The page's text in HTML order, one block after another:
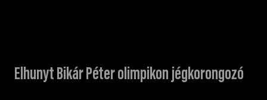
Elhunyt Bikár Péter olimpikon jégkorongozó